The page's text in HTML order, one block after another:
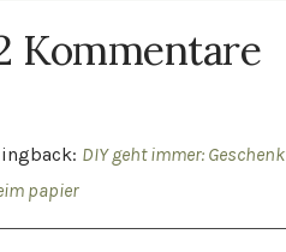
Kommentare
DIY geht immer:
papier